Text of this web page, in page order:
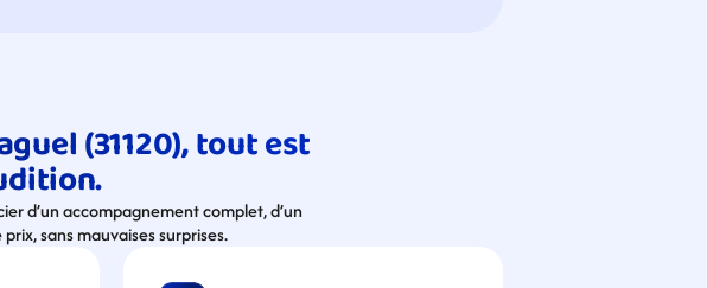
(31120), tout est
d’un accompagnement complet, d’un
sans mauvaises surprises.